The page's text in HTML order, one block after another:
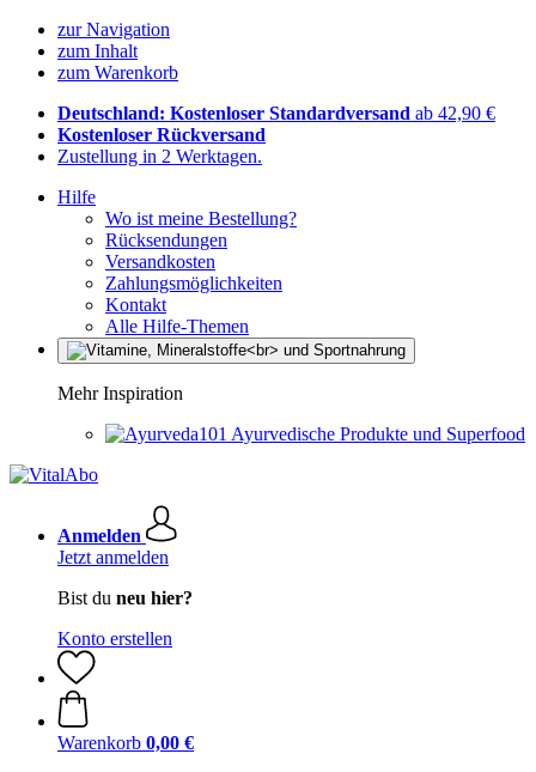
zur Navigation
zum Inhalt
zum Warenkorb
Deutschland: Kostenloser Standardversand ab 42,90 €
Kostenloser Rückversand
Zustellung in 2 Werktagen.
Hilfe
Wo ist meine Bestellung?
Rücksendungen
Versandkosten
Zahlungsmöglichkeiten
Kontakt
Alle Hilfe-Themen
Mehr Inspiration
Ayurvedische Produkte und Superfood
Anmelden
Jetzt anmelden
Bist du neu hier?
Konto erstellen
Warenkorb 0,00 €